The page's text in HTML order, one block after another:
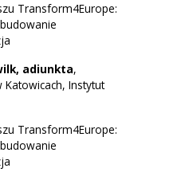
Transform4Europe:
adiunkta,
Katowicach, Instytut
Transform4Europe: